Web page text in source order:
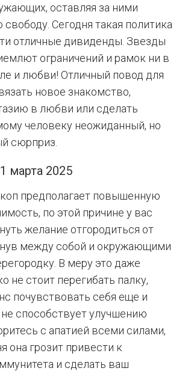
оставляя за ними
Сегодня такая политика
отличные дивиденды. Звезды
ограничений и рамок ни в
и любви! Отличный повод для
новое знакомство,
в любви или сделать
человеку неожиданный, но
сюрприз.
марта 2025
предполагает повышенную
по этой причине у вас
желание отгородиться от
между собой и окружающими
В меру это даже
не стоит перегибать палку,
почувствовать себя еще и
способствует улучшению
с апатией всеми силами,
она грозит привести к
и сделать ваш